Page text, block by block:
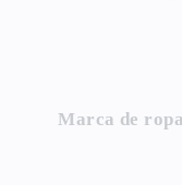
Marca de